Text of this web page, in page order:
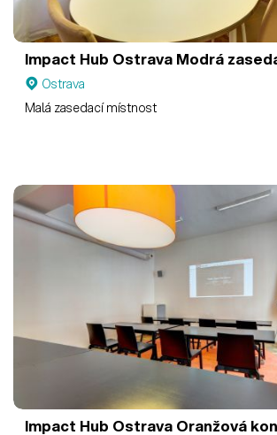
Impact Hub Ostrava Modrá
Ostrava
Malá zasedací místnost
Impact Hub Ostrava Oranžová